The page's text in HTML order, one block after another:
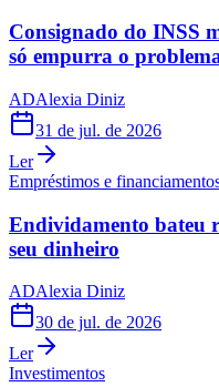
Consignado do INSS
só empurra o
ADAlexia Diniz
31 de jul. de 2026
Ler
Empréstimos e
Endividamento bateu
seu dinheiro
ADAlexia Diniz
30 de jul. de 2026
Ler
Investimentos